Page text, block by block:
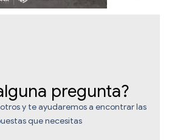
pregunta?
y te ayudaremos a encontrar las
que necesitas